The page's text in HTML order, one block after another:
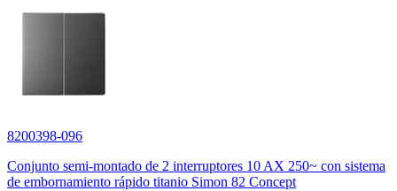
8200398-096
Conjunto semi-montado de 2 interruptores 10 AX 250~ con sistema
de embornamiento rápido titanio Simon 82 Concept